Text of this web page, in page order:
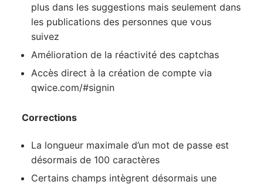
plus dans les suggestions mais seulement dans
les publications des personnes que vous
suivez
Amélioration de la réactivité des captchas
Accès direct à la création de compte via
qwice.com/#signin
Corrections
La longueur maximale d’un mot de passe est
désormais de 100 caractères
Certains champs intègrent désormais une